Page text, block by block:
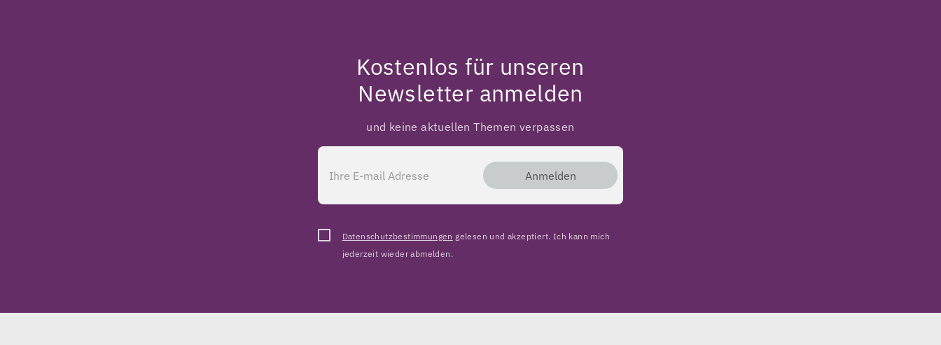
Kostenlos für unseren
Newsletter anmelden
und keine aktuellen Themen verpassen
Anmelden
Datenschutzbestimmungen gelesen und akzeptiert. Ich kann mich
jederzeit wieder abmelden.